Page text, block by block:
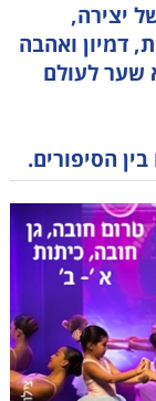
יצירה,
דמיון ואהבה
שער לעולם
הסיפורים.